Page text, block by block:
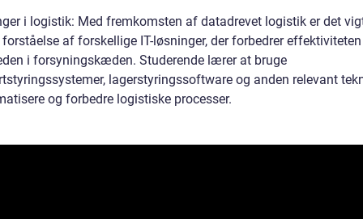
i logistik: Med fremkomsten af datadrevet logistik er det
forståelse af forskellige IT-løsninger, der forbedrer
i forsyningskæden. Studerende lærer at bruge
lagerstyringssoftware og anden relevant
og forbedre logistiske processer.